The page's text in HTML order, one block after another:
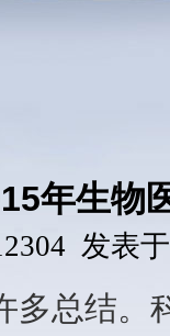
年生物
发表
多总结。